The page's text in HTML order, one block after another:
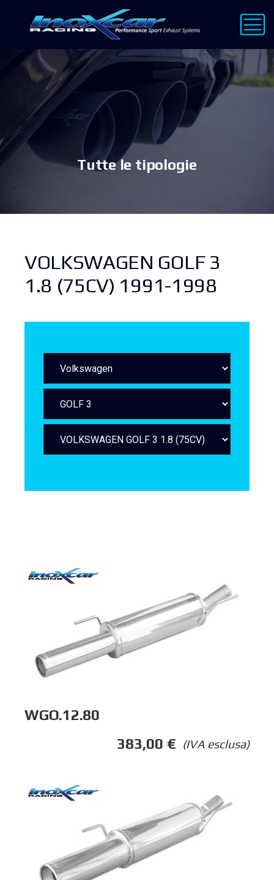
Tutte le tipologie
VOLKSWAGEN GOLF 3
1.8 (75CV) 1991-1998
WGO.12.80
(IVA esclusa)
383,00 €